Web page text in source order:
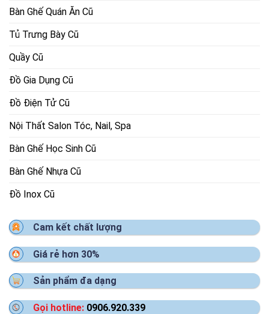
Bàn Ghế Quán Ăn Cũ
Tủ Trưng Bày Cũ
Quầy Cũ
Đồ Gia Dụng Cũ
Đồ Điện Tử Cũ
Nội Thất Salon Tóc, Nail, Spa
Bàn Ghế Học Sinh Cũ
Bàn Ghế Nhựa Cũ
Đồ Inox Cũ
Cam kết chất lượng
Giá rẻ hơn 30%
Sản phẩm đa dạng
Gọi hotline: 0906.920.339